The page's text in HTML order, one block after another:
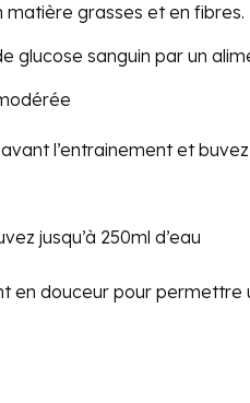
matière grasses et en fibres.
glucose sanguin par un
l’entrainement et
jusqu’à 250ml d’eau
en douceur pour permettre